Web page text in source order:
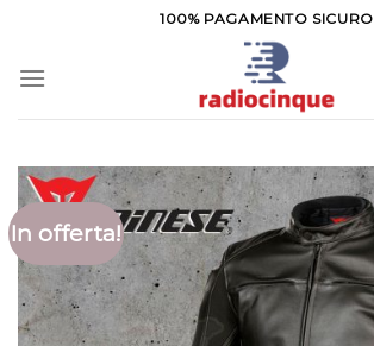
contenuti
100% PAGAMENTO SICURO
In offerta!